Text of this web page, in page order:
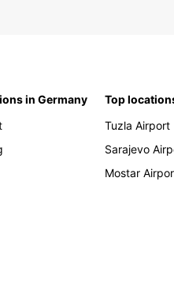
in Germany
Top
Tuzla Airport
Sarajevo
Mostar